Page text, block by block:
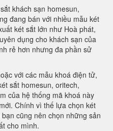
khách sạn homesun,
đang bán với nhiều mẫu két
két sắt lớn như Hoà phát,
dụng cho khách sạn của
rẻ hơn nhưng đa phần sử
với các mẫu khoá điện tử,
sắt homesun, oritech,
của hệ thống mã khoá này
Chính vì thế lựa chọn két
cũng nên chọn những sản
cho mình.